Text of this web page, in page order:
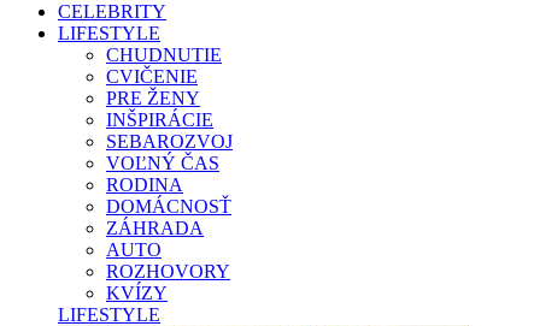
CELEBRITY
LIFESTYLE
CHUDNUTIE
CVIČENIE
PRE ŽENY
INŠPIRÁCIE
SEBAROZVOJ
VOĽNÝ ČAS
RODINA
DOMÁCNOSŤ
ZÁHRADA
AUTO
ROZHOVORY
KVÍZY
LIFESTYLE